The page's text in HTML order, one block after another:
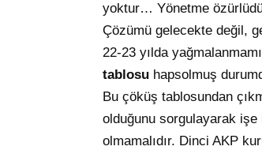
yoktur… Yönetme
Çözümü gelecekte değil,
22-23 yılda
tablosu hapsolmuş
Bu çöküş tablosundan
olduğunu sorgulayarak
olmamalıdır. Dinci AKP